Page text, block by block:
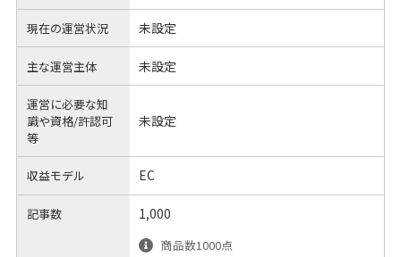
現在の運営状況 未設定
主な運営主体 未設定
運営に必要な知
識や資格/許認可
等
未設定
収益モデル EC
記事数 1,000
商品数1000点